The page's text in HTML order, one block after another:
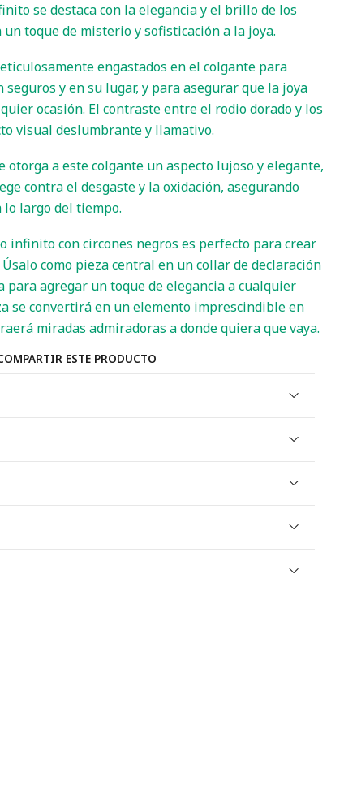
se destaca con la elegancia y el brillo de los
toque de misterio y sofisticación a la joya.
engastados en el colgante para
y en su lugar, y para asegurar que la joya
ocasión. El contraste entre el rodio dorado y los
visual deslumbrante y llamativo.
otorga a este colgante un aspecto lujoso y elegante,
contra el desgaste y la oxidación, asegurando
lo largo del tiempo.
infinito con circones negros es perfecto para crear
como pieza central en un collar de declaración
agregar un toque de elegancia a cualquier
se convertirá en un elemento imprescindible en
miradas admiradoras a donde quiera que vaya.
ESTE PRODUCTO